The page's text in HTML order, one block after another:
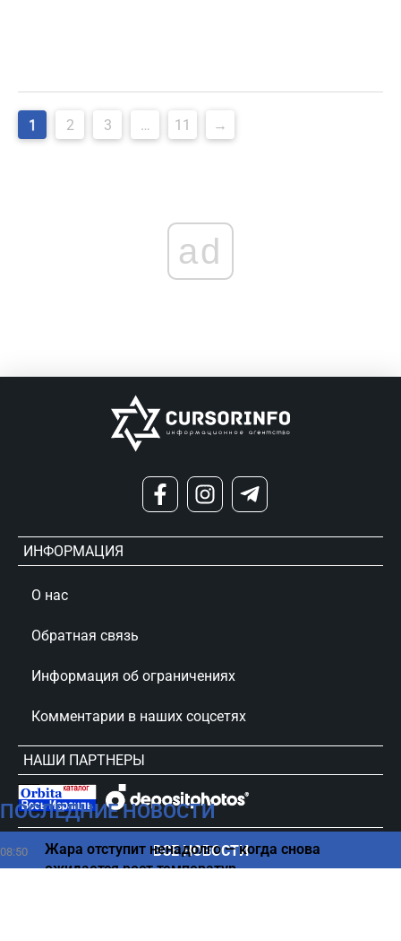
Навигация
1 2 3 … 11 →
ПОСЛЕДНИЕ НОВОСТИ
08:50
Жара отступит ненадолго — когда снова
ожидается рост температур
ВСЕ НОВОСТИ
ad
ИНФОРМАЦИЯ
О нас
Обратная связь
Информация об ограничениях
Комментарии в наших соцсетях
НАШИ ПАРТНЕРЫ
сursorinfo.co.il © Все права защищены